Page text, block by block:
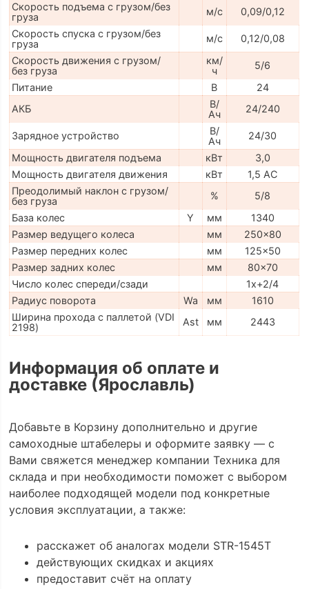
Скорость подъема с грузом/без
груза
м/с
0,09/0,12
Скорость спуска с грузом/без
груза
м/с
0,12/0,08
Скорость движения с грузом/
без груза
км/
ч
5/6
Питание
В
24
АКБ
В/
Ач
24/240
Зарядное устройство
В/
Ач
24/30
Мощность двигателя подъема
кВт
3,0
Мощность двигателя движения
кВт
1,5 AC
Преодолимый наклон с грузом/
без груза
%
5/8
База колес
Y мм
1340
Размер ведущего колеса
мм
250x80
Размер передних колес
мм
125x50
Размер задних колес
мм
80x70
Число колес спереди/сзади
1x+2/4
Радиус поворота
Wa мм
1610
Ширина прохода с паллетой (VDI
2198)
Ast мм 2443
Информация об оплате и
доставке (Ярославль)
Добавьте в Корзину дополнительно и другие
самоходные штабелеры и оформите заявку — с
Вами свяжется менеджер компании Техника для
склада и при необходимости поможет с выбором
наиболее подходящей модели под конкретные
условия эксплуатации, а также:
расскажет об аналогах модели STR-1545T
действующих скидках и акциях
предоставит счёт на оплату